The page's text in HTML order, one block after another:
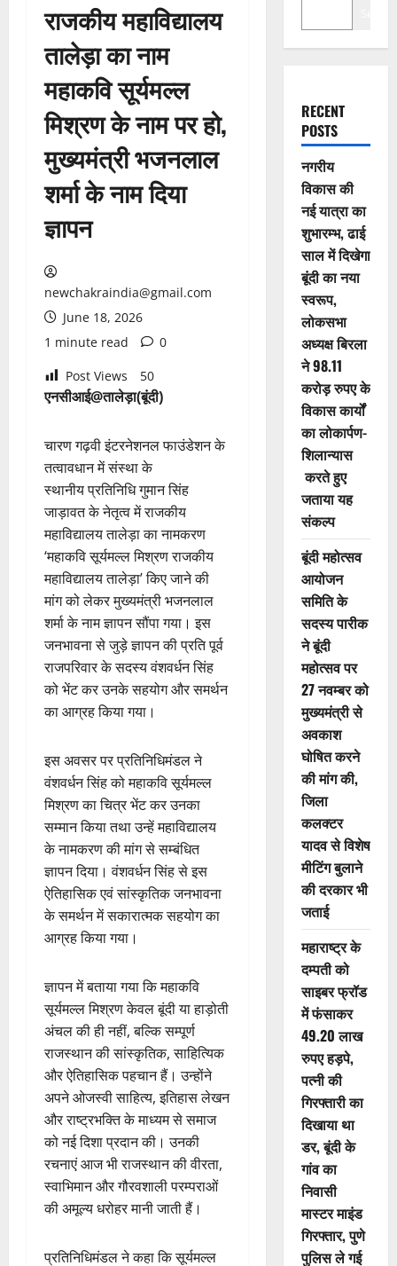
राजकीय महाविद्यालय
तालेड़ा का नाम
महाकवि सूर्यमल्ल
मिश्रण के नाम पर हो,
मुख्यमंत्री भजनलाल
शर्मा के नाम दिया
ज्ञापन
newchakraindia@gmail.com
June 18, 2026
1 minute read
0
Post Views
50
एनसीआई@तालेड़ा(बूंदी)
चारण गढ़वी इंटरनेशनल फाउंडेशन के
तत्वावधान में संस्था के
स्थानीय प्रतिनिधि गुमान सिंह
जाड़ावत के नेतृत्व में राजकीय
महाविद्यालय तालेड़ा का नामकरण
‘महाकवि सूर्यमल्ल मिश्रण राजकीय
महाविद्यालय तालेड़ा’ किए जाने की
मांग को लेकर मुख्यमंत्री भजनलाल
शर्मा के नाम ज्ञापन सौंपा गया। इस
जनभावना से जुड़े ज्ञापन की प्रति पूर्व
राजपरिवार के सदस्य वंशवर्धन सिंह
को भेंट कर उनके सहयोग और समर्थन
का आग्रह किया गया।
इस अवसर पर प्रतिनिधिमंडल ने
वंशवर्धन सिंह को महाकवि सूर्यमल्ल
मिश्रण का चित्र भेंट कर उनका
सम्मान किया तथा उन्हें महाविद्यालय
के नामकरण की मांग से सम्बंधित
ज्ञापन दिया। वंशवर्धन सिंह से इस
ऐतिहासिक एवं सांस्कृतिक जनभावना
के समर्थन में सकारात्मक सहयोग का
आग्रह किया गया।
ज्ञापन में बताया गया कि महाकवि
सूर्यमल्ल मिश्रण केवल बूंदी या हाड़ोती
अंचल की ही नहीं, बल्कि सम्पूर्ण
राजस्थान की सांस्कृतिक, साहित्यिक
और ऐतिहासिक पहचान हैं। उन्होंने
अपने ओजस्वी साहित्य, इतिहास लेखन
और राष्ट्रभक्ति के माध्यम से समाज
को नई दिशा प्रदान की। उनकी
रचनाएं आज भी राजस्थान की वीरता,
स्वाभिमान और गौरवशाली परम्पराओं
की अमूल्य धरोहर मानी जाती हैं।
प्रतिनिधिमंडल ने कहा कि सूर्यमल्ल
RECENT
POSTS
नगरीय
विकास की
नई यात्रा का
शुभारम्भ, ढाई
साल में दिखेगा
बूंदी का नया
स्वरूप,
लोकसभा
अध्यक्ष बिरला
ने 98.11
करोड़ रुपए के
विकास कार्यों
का लोकार्पण-
शिलान्यास
करते हुए
जताया यह
संकल्प
बूंदी महोत्सव
आयोजन
समिति के
सदस्य पारीक
ने बूंदी
महोत्सव पर
27 नवम्बर को
मुख्यमंत्री से
अवकाश
घोषित करने
की मांग की,
जिला
कलक्टर
यादव से विशेष
मीटिंग बुलाने
की दरकार भी
जताई
महाराष्ट्र के
दम्पती को
साइबर फ्रॉड
में फंसाकर
49.20 लाख
रुपए हड़पे,
पत्नी की
गिरफ्तारी का
दिखाया था
डर, बूंदी के
गांव का
निवासी
मास्टर माइंड
गिरफ्तार, पुणे
पुलिस ले गई